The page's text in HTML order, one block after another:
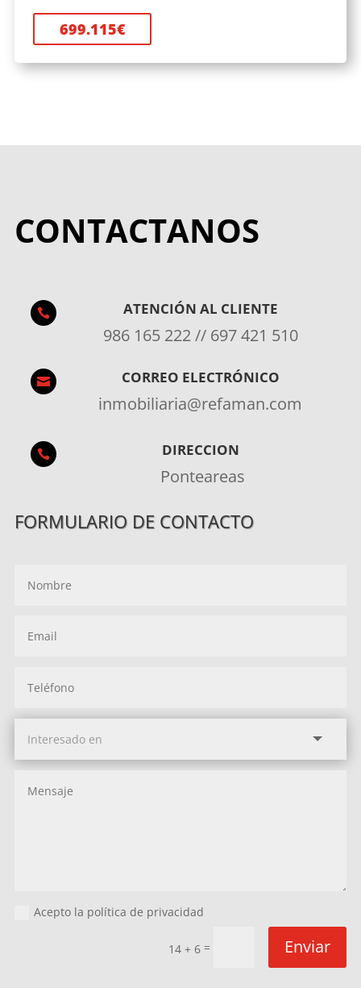
699.115€
CONTACTANOS
 ATENCIÓN AL CLIENTE
986 165 222 // 697 421 510
 CORREO ELECTRÓNICO
inmobiliaria@refaman.com
 DIRECCION
Ponteareas
FORMULARIO DE CONTACTO
Acepto la política de privacidad
14 + 6 = Enviar